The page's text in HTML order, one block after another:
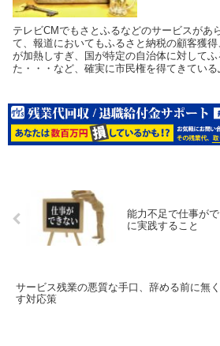
テレビCMでもさとふるなどのサービスがあ
て、報道においてもふるさと納税の顧客獲
が加熱しすぎ、国が特定の自治体に対して
た・・・など、確実に市民権を得てきている
能力不足で仕事が
に実践すること
サービス残業の悪質な手口、辞める前に無く
す対応策